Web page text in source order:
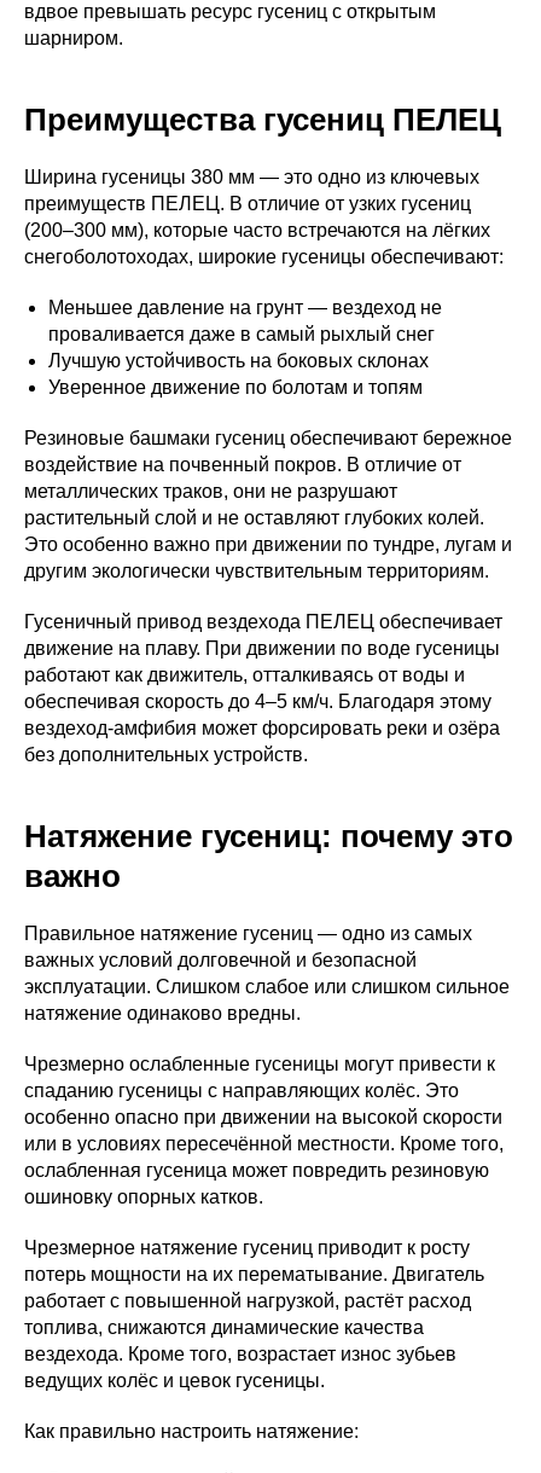
вдвое превышать ресурс гусениц с открытым
шарниром.
Преимущества гусениц ПЕЛЕЦ
Ширина гусеницы 380 мм — это одно из ключевых
преимуществ ПЕЛЕЦ. В отличие от узких гусениц
(200–300 мм), которые часто встречаются на лёгких
снегоболотоходах, широкие гусеницы обеспечивают:
Меньшее давление на грунт — вездеход не
проваливается даже в самый рыхлый снег
Лучшую устойчивость на боковых склонах
Уверенное движение по болотам и топям
Резиновые башмаки гусениц обеспечивают бережное
воздействие на почвенный покров. В отличие от
металлических траков, они не разрушают
растительный слой и не оставляют глубоких колей.
Это особенно важно при движении по тундре, лугам и
другим экологически чувствительным территориям.
Гусеничный привод вездехода ПЕЛЕЦ обеспечивает
движение на плаву. При движении по воде гусеницы
работают как движитель, отталкиваясь от воды и
обеспечивая скорость до 4–5 км/ч. Благодаря этому
вездеход-амфибия может форсировать реки и озёра
без дополнительных устройств.
Натяжение гусениц: почему это
важно
Правильное натяжение гусениц — одно из самых
важных условий долговечной и безопасной
эксплуатации. Слишком слабое или слишком сильное
натяжение одинаково вредны.
Чрезмерно ослабленные гусеницы могут привести к
спаданию гусеницы с направляющих колёс. Это
особенно опасно при движении на высокой скорости
или в условиях пересечённой местности. Кроме того,
ослабленная гусеница может повредить резиновую
ошиновку опорных катков.
Чрезмерное натяжение гусениц приводит к росту
потерь мощности на их перематывание. Двигатель
работает с повышенной нагрузкой, растёт расход
топлива, снижаются динамические качества
вездехода. Кроме того, возрастает износ зубьев
ведущих колёс и цевок гусеницы.
Как правильно настроить натяжение: